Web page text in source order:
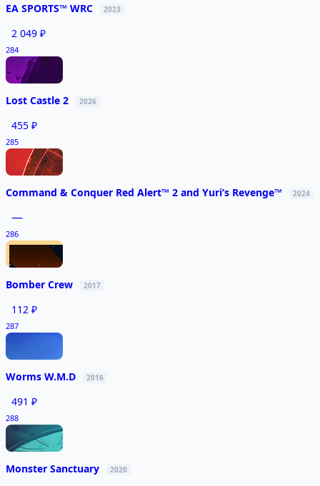
EA SPORTS™ WRC 2023
2 049 ₽
284
Lost Castle 2 2026
455 ₽
285
Command & Conquer Red Alert™ 2 and Yuri’s Revenge™ 2024
—
286
Bomber Crew 2017
112 ₽
287
Worms W.M.D 2016
491 ₽
288
Monster Sanctuary 2020